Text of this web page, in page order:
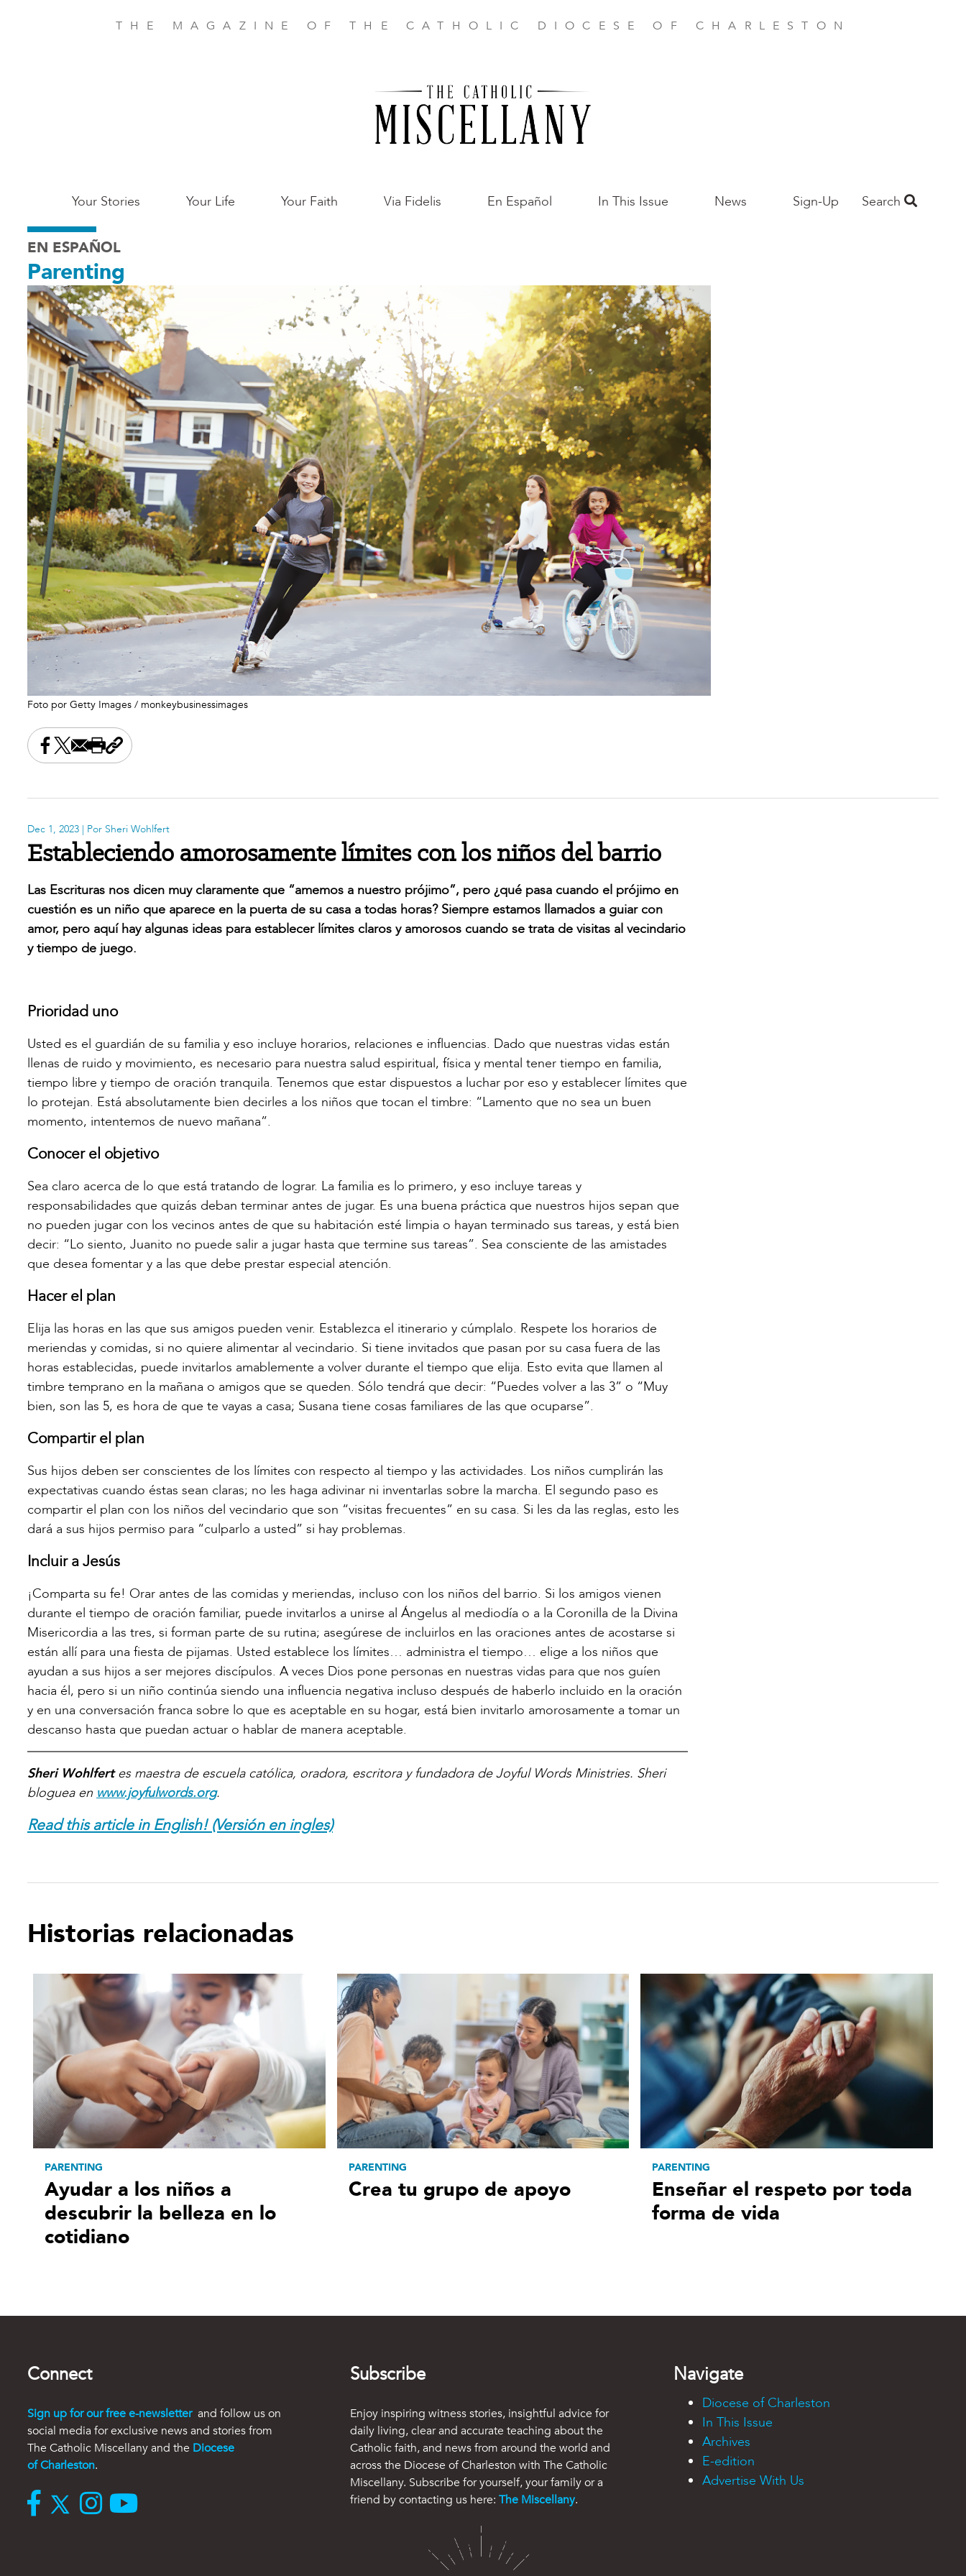
THE MAGAZINE OF THE CATHOLIC DIOCESE OF CHARLESTON
Main
Charleston
Your Stories Your Life Your Faith Via Fidelis En Español In This Issue News Sign-Up Search
EN ESPAÑOL
Parenting
Foto por Getty Images / monkeybusinessimages
Share this on Facebook
Share this on X
Share this by email
Print this page
Copy the page address
Dec 1, 2023 | Por Sheri Wohlfert
Estableciendo amorosamente límites con los niños del barrio
Las Escrituras nos dicen muy claramente que “amemos a nuestro prójimo”, pero ¿qué pasa cuando el prójimo en
cuestión es un niño que aparece en la puerta de su casa a todas horas? Siempre estamos llamados a guiar con
amor, pero aquí hay algunas ideas para establecer límites claros y amorosos cuando se trata de visitas al vecindario
y tiempo de juego.
Prioridad uno
Usted es el guardián de su familia y eso incluye horarios, relaciones e influencias. Dado que nuestras vidas están
llenas de ruido y movimiento, es necesario para nuestra salud espiritual, física y mental tener tiempo en familia,
tiempo libre y tiempo de oración tranquila. Tenemos que estar dispuestos a luchar por eso y establecer límites que
lo protejan. Está absolutamente bien decirles a los niños que tocan el timbre: “Lamento que no sea un buen
momento, intentemos de nuevo mañana”.
Conocer el objetivo
Sea claro acerca de lo que está tratando de lograr. La familia es lo primero, y eso incluye tareas y
responsabilidades que quizás deban terminar antes de jugar. Es una buena práctica que nuestros hijos sepan que
no pueden jugar con los vecinos antes de que su habitación esté limpia o hayan terminado sus tareas, y está bien
decir: “Lo siento, Juanito no puede salir a jugar hasta que termine sus tareas”. Sea consciente de las amistades
que desea fomentar y a las que debe prestar especial atención.
Hacer el plan
Elija las horas en las que sus amigos pueden venir. Establezca el itinerario y cúmplalo. Respete los horarios de
meriendas y comidas, si no quiere alimentar al vecindario. Si tiene invitados que pasan por su casa fuera de las
horas establecidas, puede invitarlos amablemente a volver durante el tiempo que elija. Esto evita que llamen al
timbre temprano en la mañana o amigos que se queden. Sólo tendrá que decir: “Puedes volver a las 3” o “Muy
bien, son las 5, es hora de que te vayas a casa; Susana tiene cosas familiares de las que ocuparse”.
Compartir el plan
Sus hijos deben ser conscientes de los límites con respecto al tiempo y las actividades. Los niños cumplirán las
expectativas cuando éstas sean claras; no les haga adivinar ni inventarlas sobre la marcha. El segundo paso es
compartir el plan con los niños del vecindario que son “visitas frecuentes” en su casa. Si les da las reglas, esto les
dará a sus hijos permiso para “culparlo a usted” si hay problemas.
Incluir a Jesús
¡Comparta su fe! Orar antes de las comidas y meriendas, incluso con los niños del barrio. Si los amigos vienen
durante el tiempo de oración familiar, puede invitarlos a unirse al Ángelus al mediodía o a la Coronilla de la Divina
Misericordia a las tres, si forman parte de su rutina; asegúrese de incluirlos en las oraciones antes de acostarse si
están allí para una fiesta de pijamas. Usted establece los límites… administra el tiempo… elige a los niños que
ayudan a sus hijos a ser mejores discípulos. A veces Dios pone personas en nuestras vidas para que nos guíen
hacia él, pero si un niño continúa siendo una influencia negativa incluso después de haberlo incluido en la oración
y en una conversación franca sobre lo que es aceptable en su hogar, está bien invitarlo amorosamente a tomar un
descanso hasta que puedan actuar o hablar de manera aceptable.
Sheri Wohlfertes maestra de escuela católica, oradora, escritora y fundadora de Joyful Words Ministries. Sheri
bloguea en www.joyfulwords.org.
Read this article in English! (Versión en ingles)
Historias relacionadas
PARENTING
Ayudar a los niños a
descubrir la belleza en lo
cotidiano
PARENTING
Crea tu grupo de apoyo
PARENTING
Enseñar el respeto por toda
forma de vida
Connect
Sign up for our free e-newsletter and follow us on
social media for exclusive news and stories from
The Catholic Miscellany and the Diocese
of Charleston.
Subscribe
Enjoy inspiring witness stories, insightful advice for
daily living, clear and accurate teaching about the
Catholic faith, and news from around the world and
across the Diocese of Charleston with The Catholic
Miscellany. Subscribe for yourself, your family or a
friend by contacting us here:The Miscellany.
Navigate
Diocese of Charleston
In This Issue
Archives
E-edition
Advertise With Us